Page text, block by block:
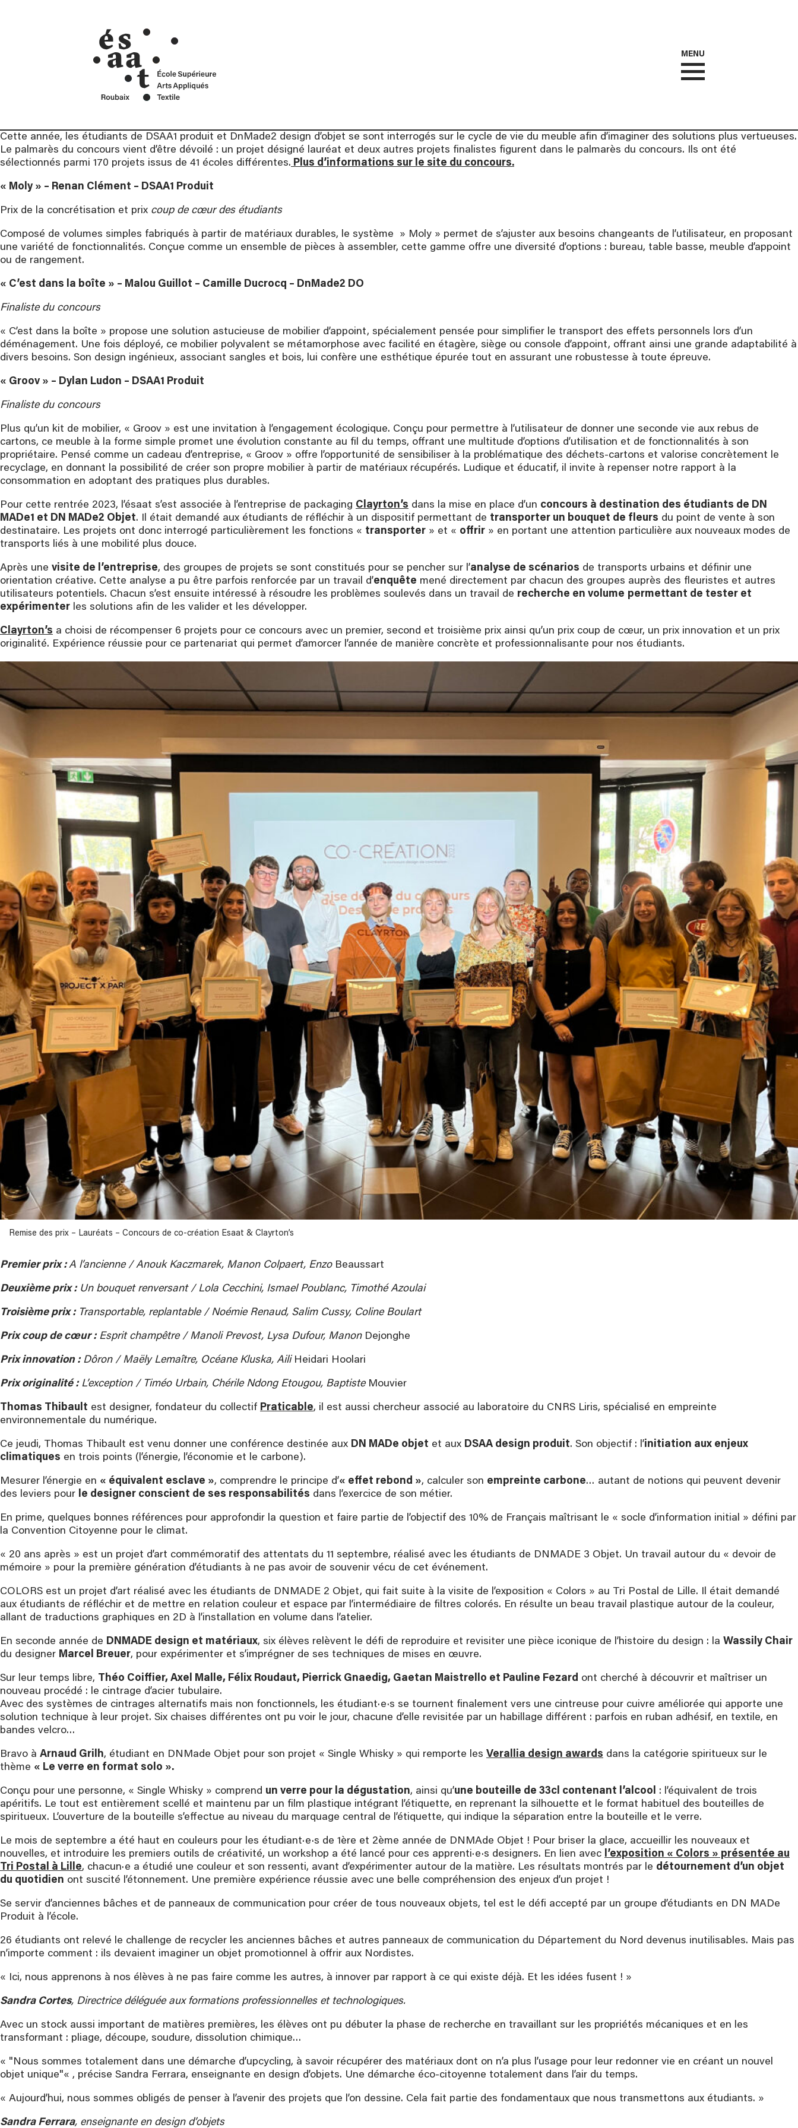
MENU
Contact
Cette année, les étudiants de DSAA1 produit et DnMade2 design d’objet se sont interrogés sur le cycle de vie du meuble afin d’imaginer des solutions plus vertueuses.
Le palmarès du concours vient d’être dévoilé : un projet désigné lauréat et deux autres projets finalistes figurent dans le palmarès du concours. Ils ont été
sélectionnés parmi 170 projets issus de 41 écoles différentes. Plus d’informations sur le site du concours.
« Moly » – Renan Clément – DSAA1 Produit
Prix de la concrétisation et prix coup de cœur des étudiants
Composé de volumes simples fabriqués à partir de matériaux durables, le système » Moly » permet de s’ajuster aux besoins changeants de l’utilisateur, en proposant
une variété de fonctionnalités. Conçue comme un ensemble de pièces à assembler, cette gamme offre une diversité d’options : bureau, table basse, meuble d’appoint
ou de rangement.
« C’est dans la boîte » – Malou Guillot – Camille Ducrocq – DnMade2 DO
Finaliste du concours
« C’est dans la boîte » propose une solution astucieuse de mobilier d’appoint, spécialement pensée pour simplifier le transport des effets personnels lors d’un
déménagement. Une fois déployé, ce mobilier polyvalent se métamorphose avec facilité en étagère, siège ou console d’appoint, offrant ainsi une grande adaptabilité à
divers besoins. Son design ingénieux, associant sangles et bois, lui confère une esthétique épurée tout en assurant une robustesse à toute épreuve.
« Groov » – Dylan Ludon – DSAA1 Produit
Finaliste du concours
Plus qu’un kit de mobilier, « Groov » est une invitation à l’engagement écologique. Conçu pour permettre à l’utilisateur de donner une seconde vie aux rebus de
cartons, ce meuble à la forme simple promet une évolution constante au fil du temps, offrant une multitude d’options d’utilisation et de fonctionnalités à son
propriétaire. Pensé comme un cadeau d’entreprise, « Groov » offre l’opportunité de sensibiliser à la problématique des déchets-cartons et valorise concrètement le
recyclage, en donnant la possibilité de créer son propre mobilier à partir de matériaux récupérés. Ludique et éducatif, il invite à repenser notre rapport à la
consommation en adoptant des pratiques plus durables.
Pour cette rentrée 2023, l’ésaat s’est associée à l’entreprise de packaging Clayrton’s dans la mise en place d’un concours à destination des étudiants de DN
MADe1 et DN MADe2 Objet. Il était demandé aux étudiants de réfléchir à un dispositif permettant de transporter un bouquet de fleurs du point de vente à son
destinataire. Les projets ont donc interrogé particulièrement les fonctions « transporter » et « offrir » en portant une attention particulière aux nouveaux modes de
transports liés à une mobilité plus douce.
Après une visite de l’entreprise, des groupes de projets se sont constitués pour se pencher sur l’analyse de scénarios de transports urbains et définir une
orientation créative. Cette analyse a pu être parfois renforcée par un travail d’enquête mené directement par chacun des groupes auprès des fleuristes et autres
utilisateurs potentiels. Chacun s’est ensuite intéressé à résoudre les problèmes soulevés dans un travail de recherche en volume permettant de tester et
expérimenter les solutions afin de les valider et les développer.
Clayrton’s a choisi de récompenser 6 projets pour ce concours avec un premier, second et troisième prix ainsi qu’un prix coup de cœur, un prix innovation et un prix
originalité. Expérience réussie pour ce partenariat qui permet d’amorcer l’année de manière concrète et professionnalisante pour nos étudiants.
Remise des prix – Lauréats – Concours de co-création Esaat & Clayrton’s
Premier prix :A l’ancienne / Anouk Kaczmarek, Manon Colpaert, EnzoBeaussart
Deuxième prix :Un bouquet renversant / Lola Cecchini, Ismael Poublanc, Timothé Azoulai
Troisième prix :Transportable, replantable / Noémie Renaud, Salim Cussy, Coline Boulart
Prix coup de cœur :Esprit champêtre / Manoli Prevost, Lysa Dufour, ManonDejonghe
Prix innovation :Dôron / Maëly Lemaître, Océane Kluska, AiliHeidari Hoolari
Prix originalité :L’exception / Timéo Urbain, Chérile Ndong Etougou, BaptisteMouvier
Thomas Thibault est designer, fondateur du collectif Praticable, il est aussi chercheur associé au laboratoire du CNRS Liris, spécialisé en empreinte
environnementale du numérique.
Ce jeudi, Thomas Thibault est venu donner une conférence destinée aux DN MADe objet et aux DSAA design produit. Son objectif : l’initiation aux enjeux
climatiques en trois points (l’énergie, l’économie et le carbone).
Mesurer l’énergie en « équivalent esclave », comprendre le principe d’« effet rebond », calculer son empreinte carbone… autant de notions qui peuvent devenir
des leviers pour le designer conscient de ses responsabilités dans l’exercice de son métier.
En prime, quelques bonnes références pour approfondir la question et faire partie de l’objectif des 10% de Français maîtrisant le « socle d’information initial » défini par
la Convention Citoyenne pour le climat.
« 20 ans après » est un projet d’art commémoratif des attentats du 11 septembre, réalisé avec les étudiants de DNMADE 3 Objet. Un travail autour du « devoir de
mémoire » pour la première génération d’étudiants à ne pas avoir de souvenir vécu de cet événement.
COLORS est un projet d’art réalisé avec les étudiants de DNMADE 2 Objet, qui fait suite à la visite de l’exposition « Colors » au Tri Postal de Lille. Il était demandé
aux étudiants de réfléchir et de mettre en relation couleur et espace par l’intermédiaire de filtres colorés. En résulte un beau travail plastique autour de la couleur,
allant de traductions graphiques en 2D à l’installation en volume dans l’atelier.
En seconde année de DNMADE design et matériaux, six élèves relèvent le défi de reproduire et revisiter une pièce iconique de l’histoire du design : la Wassily Chair
du designer Marcel Breuer, pour expérimenter et s’imprégner de ses techniques de mises en œuvre.
Sur leur temps libre, Théo Coiffier, Axel Malle, Félix Roudaut, Pierrick Gnaedig, Gaetan Maistrello et Pauline Fezard ont cherché à découvrir et maîtriser un
nouveau procédé : le cintrage d’acier tubulaire.
Avec des systèmes de cintrages alternatifs mais non fonctionnels, les étudiant·e·s se tournent finalement vers une cintreuse pour cuivre améliorée qui apporte une
solution technique à leur projet. Six chaises différentes ont pu voir le jour, chacune d’elle revisitée par un habillage différent : parfois en ruban adhésif, en textile, en
bandes velcro…
Bravo à Arnaud Grilh, étudiant en DNMade Objet pour son projet « Single Whisky » qui remporte les Verallia design awards dans la catégorie spiritueux sur le
thème « Le verre en format solo ».
Conçu pour une personne, « Single Whisky » comprend un verre pour la dégustation, ainsi qu’une bouteille de 33cl contenant l’alcool : l’équivalent de trois
apéritifs. Le tout est entièrement scellé et maintenu par un film plastique intégrant l’étiquette, en reprenant la silhouette et le format habituel des bouteilles de
spiritueux. L’ouverture de la bouteille s’effectue au niveau du marquage central de l’étiquette, qui indique la séparation entre la bouteille et le verre.
Le mois de septembre a été haut en couleurs pour les étudiant·e·s de 1ère et 2ème année de DNMAde Objet ! Pour briser la glace, accueillir les nouveaux et
nouvelles, et introduire les premiers outils de créativité, un workshop a été lancé pour ces apprenti·e·s designers. En lien avec l’exposition « Colors » présentée au
Tri Postal à Lille, chacun·e a étudié une couleur et son ressenti, avant d’expérimenter autour de la matière. Les résultats montrés par le détournement d’un objet
du quotidien ont suscité l’étonnement. Une première expérience réussie avec une belle compréhension des enjeux d’un projet !
Se servir d’anciennes bâches et de panneaux de communication pour créer de tous nouveaux objets, tel est le défi accepté par un groupe d’étudiants en DN MADe
Produit à l’école.
26 étudiants ont relevé le challenge de recycler les anciennes bâches et autres panneaux de communication du Département du Nord devenus inutilisables. Mais pas
n’importe comment : ils devaient imaginer un objet promotionnel à offrir aux Nordistes.
« Ici, nous apprenons à nos élèves à ne pas faire comme les autres, à innover par rapport à ce qui existe déjà. Et les idées fusent ! »
Sandra Cortes, Directrice déléguée aux formations professionnelles et technologiques.
Avec un stock aussi important de matières premières, les élèves ont pu débuter la phase de recherche en travaillant sur les propriétés mécaniques et en les
transformant : pliage, découpe, soudure, dissolution chimique…
«
Nous sommes totalement dans une démarche d’upcycling, à savoir récupérer des matériaux dont on n’a plus l’usage pour leur redonner vie en créant un nouvel
objet unique « , précise Sandra Ferrara, enseignante en design d’objets. Une démarche éco-citoyenne totalement dans l’air du temps.
« Aujourd’hui, nous sommes obligés de penser à l’avenir des projets que l’on dessine. Cela fait partie des fondamentaux que nous transmettons aux étudiants. »
Sandra Ferrara, enseignante en design d’objets